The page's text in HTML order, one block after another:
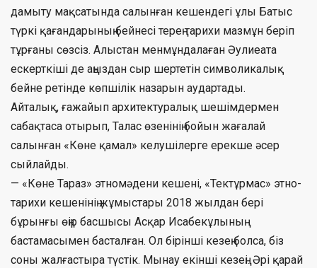
дамыту мақсатында салынған кешендегі ұлы Батыс
түркі қағандарының бейнесі терең тарихи мазмұн беріп
тұрғаны сөзсіз. Алыстан менмұндалаған Әулиеата
ескерткіші де аңыздан сыр шертетін символикалық
бейне ретінде көпшілік назарын аудартады.
Айталық, ғажайып архитектуралық шешімдермен
сабақтаса отырып, Талас өзенінің бойын жағалай
салынған «Көне қамал» келушілерге ерекше әсер
сыйлайды.
— «Көне Тараз» этномәдени кешені, «Тектұрмас» этно-
тарихи кешенінің жұмыстары 2018 жылдан бері
бұрынғы өңір басшысы Асқар Исабекұлының
бастамасымен басталған. Ол бірінші кезең болса, біз
соны жалғастыра түстік. Мынау екінші кезеңі. Әрі қарай